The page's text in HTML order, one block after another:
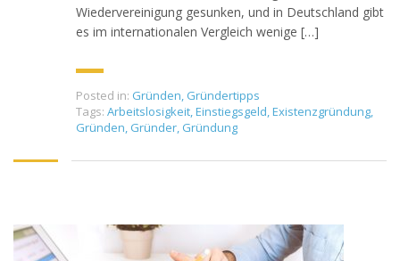
Wiedervereinigung gesunken, und in Deutschland gibt
es im internationalen Vergleich wenige […]
Posted in: Gründen, Gründertipps
Tags: Arbeitslosigkeit,Einstiegsgeld,Existenzgründung,
Gründen, Gründer, Gründung